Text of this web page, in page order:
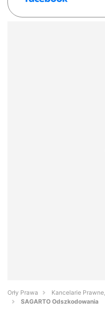
Orły Prawa
Kancelarie
SAGARTO Odszkodowania